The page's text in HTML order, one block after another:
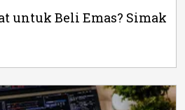
untuk Beli Emas? Simak